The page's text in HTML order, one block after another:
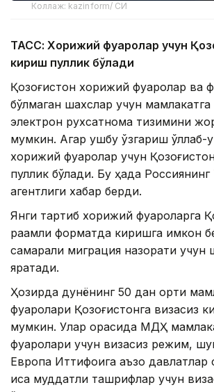
Коллаж: kazinform/ СИ
ТАСС: Хорижий фуқаролар учун
кириш пуллик бўлади
Қозоғистон хорижий фуқаролар ва
бўлмаган шахслар учун
электрон рухсатнома тизимини
мумкин. Агар ушбу ўзгариш қўллаб-
хорижий фуқаролар учун
пуллик бўлади. Бу ҳақда Россиянинг
агентлиги хабар берди.
Янги тартиб хорижий фуқароларга
рақамли форматда киришга имкон
самарали миграция назорати учун
яратади.
Ҳозирда дунёнинг 50 дан ортиқ
фуқаролари Қозоғистонга визасиз
мумкин. Улар орасида МДҲ
фуқаролари учун визасиз режим,
Европа Иттифоқига аъзо давлатлар
қисқа муддатли ташрифлар учун